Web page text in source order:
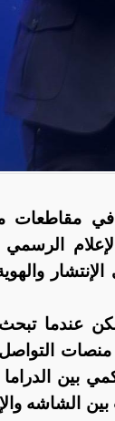
في
عندما تبحث
منصات
الدراما
الشاشه